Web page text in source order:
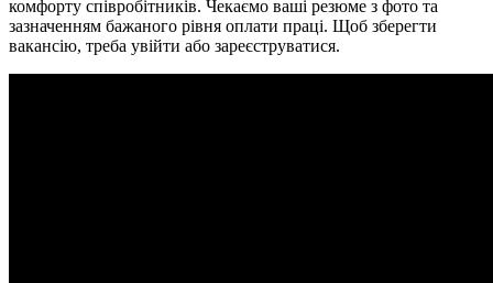
комфорту співробітників. Чекаємо ваші резюме з фото та
зазначенням бажаного рівня оплати праці. Щоб зберегти
вакансію, треба увійти або зареєструватися.